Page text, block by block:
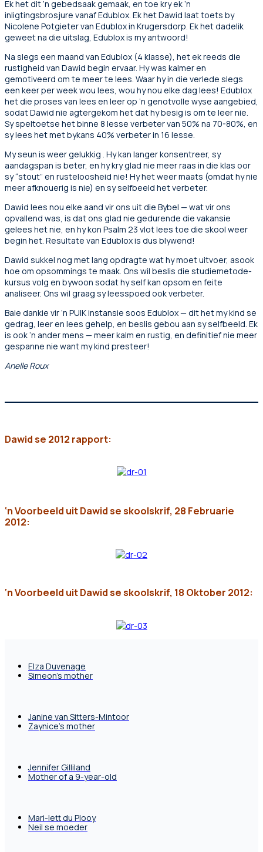
Ek het dit ‘n gebedsaak gemaak, en toe kry ek ‘n
inligtingsbrosjure vanaf Edublox. Ek het Dawid laat toets by
Nicolene Potgieter van Edublox in Krugersdorp. Ek het dadelik
geweet na die uitslag, Edublox is my antwoord!
Na slegs een maand van Edublox (4 klasse), het ek reeds die
rustigheid van Dawid begin ervaar. Hy was kalmer en
gemotiveerd om te meer te lees. Waar hy in die verlede slegs
een keer per week wou lees, wou hy nou elke dag lees! Edublox
het die proses van lees en leer op ‘n genotvolle wyse aangebied,
sodat Dawid nie agtergekom het dat hy besig is om te leer nie.
Sy speltoetse het binne 8 lesse verbeter van 50% na 70-80%, en
sy lees het met bykans 40% verbeter in 16 lesse.
My seun is weer gelukkig . Hy kan langer konsentreer, sy
aandagspan is beter, en hy kry glad nie meer raas in die klas oor
sy “stout” en rusteloosheid nie! Hy het weer maats (omdat hy nie
meer afknouerig is nie) en sy selfbeeld het verbeter.
Dawid lees nou elke aand vir ons uit die Bybel — wat vir ons
opvallend was, is dat ons glad nie gedurende die vakansie
gelees het nie, en hy kon Psalm 23 vlot lees toe die skool weer
begin het. Resultate van Edublox is dus blywend!
Dawid sukkel nog met lang opdragte wat hy moet uitvoer, asook
hoe om opsommings te maak. Ons wil beslis die studiemetode-
kursus volg en bywoon sodat hy self kan opsom en feite
analiseer. Ons wil graag sy leesspoed ook verbeter.
Baie dankie vir ‘n PUIK instansie soos Edublox — dit het my kind se
gedrag, leer en lees gehelp, en beslis gebou aan sy selfbeeld. Ek
is ook ‘n ander mens — meer kalm en rustig, en definitief nie meer
gespanne nie want my kind presteer!
Anelle Roux
Dawid se 2012 rapport:
‘n Voorbeeld uit Dawid se skoolskrif, 28 Februarie
2012:
‘n Voorbeeld uit Dawid se skoolskrif, 18 Oktober 2012:
Elza Duvenage
Simeon's mother
Janine van Sitters-Mintoor
Zaynice's mother
Jennifer Gilliland
Mother of a 9-year-old
Mari-lett du Plooy
Neil se moeder